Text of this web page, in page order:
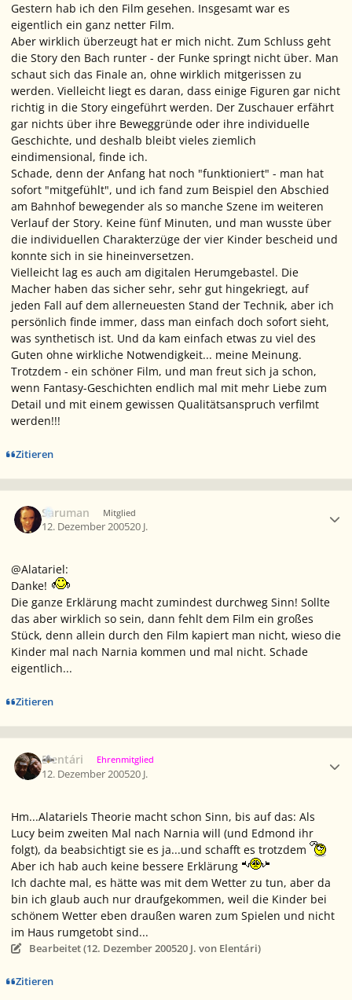
Gestern hab ich den Film gesehen. Insgesamt war es
eigentlich ein ganz netter Film.
Aber wirklich überzeugt hat er mich nicht. Zum Schluss geht
die Story den Bach runter - der Funke springt nicht über. Man
schaut sich das Finale an, ohne wirklich mitgerissen zu
werden. Vielleicht liegt es daran, dass einige Figuren gar nicht
richtig in die Story eingeführt werden. Der Zuschauer erfährt
gar nichts über ihre Beweggründe oder ihre individuelle
Geschichte, und deshalb bleibt vieles ziemlich
eindimensional, finde ich.
Schade, denn der Anfang hat noch "funktioniert" - man hat
sofort "mitgefühlt", und ich fand zum Beispiel den Abschied
am Bahnhof bewegender als so manche Szene im weiteren
Verlauf der Story. Keine fünf Minuten, und man wusste über
die individuellen Charakterzüge der vier Kinder bescheid und
konnte sich in sie hineinversetzen.
Vielleicht lag es auch am digitalen Herumgebastel. Die
Macher haben das sicher sehr, sehr gut hingekriegt, auf
jeden Fall auf dem allerneuesten Stand der Technik, aber ich
persönlich finde immer, dass man einfach doch sofort sieht,
was synthetisch ist. Und da kam einfach etwas zu viel des
Guten ohne wirkliche Notwendigkeit... meine Meinung.
Trotzdem - ein schöner Film, und man freut sich ja schon,
wenn Fantasy-Geschichten endlich mal mit mehr Liebe zum
Detail und mit einem gewissen Qualitätsanspruch verfilmt
werden!!!
Zitieren
Saruman Mitglied
12. Dezember 200520 J.
@Alatariel:
Danke!
Die ganze Erklärung macht zumindest durchweg Sinn! Sollte
das aber wirklich so sein, dann fehlt dem Film ein großes
Stück, denn allein durch den Film kapiert man nicht, wieso die
Kinder mal nach Narnia kommen und mal nicht. Schade
eigentlich...
Zitieren
Elentári Ehrenmitglied
12. Dezember 200520 J.
Hm...Alatariels Theorie macht schon Sinn, bis auf das: Als
Lucy beim zweiten Mal nach Narnia will (und Edmond ihr
folgt), da beabsichtigt sie es ja...und schafft es trotzdem
Aber ich hab auch keine bessere Erklärung
Ich dachte mal, es hätte was mit dem Wetter zu tun, aber da
bin ich glaub auch nur draufgekommen, weil die Kinder bei
schönem Wetter eben draußen waren zum Spielen und nicht
im Haus rumgetobt sind...
Bearbeitet (12. Dezember 200520 J. von Elentári)
Zitieren